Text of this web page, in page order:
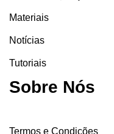
Materiais
Notícias
Tutoriais
Sobre Nós
Termos e Condições